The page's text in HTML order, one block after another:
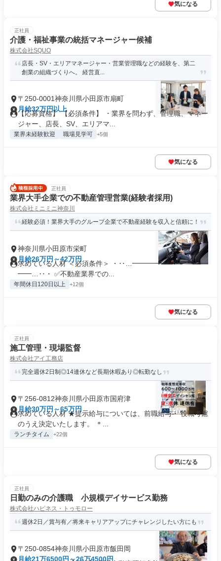
気になる
正社員
介護・福祉事業の統括マネージャー候補
株式会社SQUO
店長・SV・エリアマネージャー・営業管理職などの経験を、第二
創業の組織づくりへ。 経営直...
〒250-0001神奈川県小田原市扇町
月給32万円以上
【応募資格】 【必須条件】 ・業界を問わず、管理職、マネー
ジャー、店長、SV、エリアマ...
業界未経験歓迎 職場見学可 +5個
気になる
正社員
業界大手企業での不動産管理営業(経験者採用)
株式会社ミニミニ神奈川
経験必須！業界大手のグループ企業で不動産経験を収入と信頼に！
神奈川県小田原市栄町
月給26万円～42万円
求めている人材 ＜必須条件＞ ・‥…━━━━━━━━━━━
━━…‥・ ✅不動産業界での...
年間休日120日以上 +12個
気になる
正社員
施工管理・現場監督
株式会社アイ工務店
完全週休2日制◎14連休など長期休暇あり◎転勤なし
〒256-0812神奈川県小田原市国府津
月給30万円～65万円
求めている人材 ★提示給与については、前職給与・ 役職考慮
のうえ決定いたします。 ＊...
ランチタイム +22個
気になる
正社員
日勤のみの介護職 小規模デイサービス勤務
株式会社ハピネス・トゥモロー
週休2日／賞与有／将来キャリアアップにチャレンジしたい方にも
〒250-0854神奈川県小田原市飯田岡
月給21万6500円～26万4500円